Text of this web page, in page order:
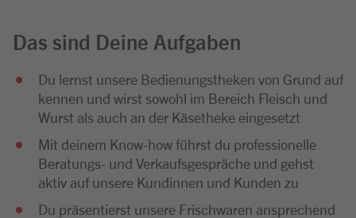
Das sind Deine Aufgaben
Du lernst unsere Bedienungstheken von Grund auf
kennen und wirst sowohl im Bereich Fleisch und
Wurst als auch an der Käsetheke eingesetzt
Mit deinem Know-how führst du professionelle
Beratungs- und Verkaufsgespräche und gehst
aktiv auf unsere Kundinnen und Kunden zu
Du präsentierst unsere Frischwaren ansprechend